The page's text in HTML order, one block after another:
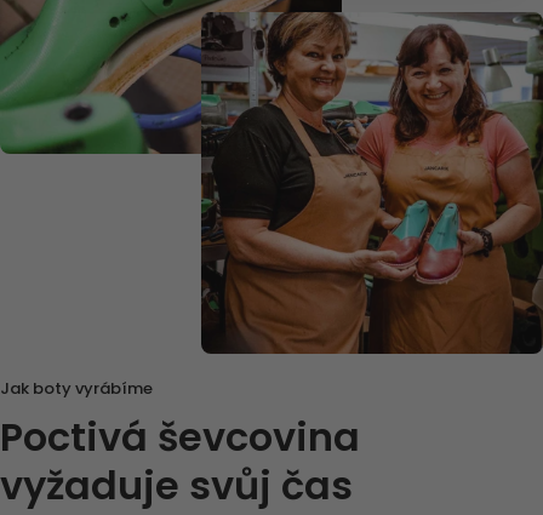
Jak boty vyrábíme
Poctivá ševcovina
vyžaduje svůj čas